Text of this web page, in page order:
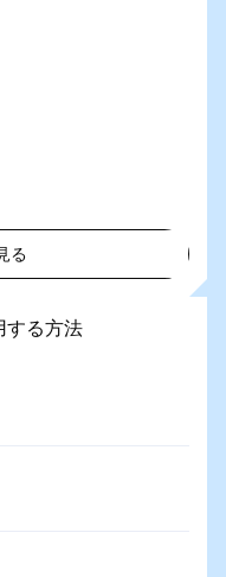
る
る方法